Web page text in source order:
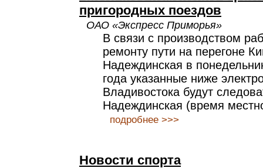
пригородных поездов
ОАО «Экспресс Приморья»
В связи с производством
ремонту пути на перегоне
Надеждинская в
года указанные ниже
Владивостока будут
Надеждинская (время
подробнее >>>
Новости спорта